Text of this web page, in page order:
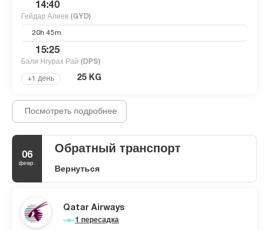
14:40
Гейдар Алиев (GYD)
20h 45m
15:25
Бали Нгурах Рай (DPS)
+1 день 25 KG
Посмотреть подробнее
06
февр.
Обратный транспорт
Вернуться
Qatar Airways
1 пересадка